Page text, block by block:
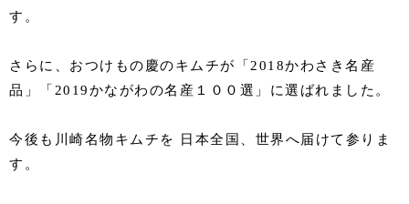
す。
さらに、おつけもの慶のキムチが「2018かわさき名産
品」「2019かながわの名産１００選」に選ばれました。
今後も川崎名物キムチを 日本全国、世界へ届けて参りま
す。